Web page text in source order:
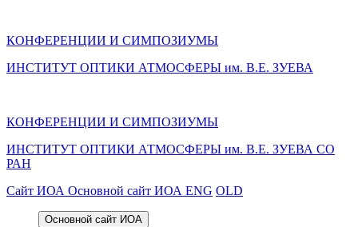
КОНФЕРЕНЦИИ И СИМПОЗИУМЫ
ИНСТИТУТ ОПТИКИ АТМОСФЕРЫ им. В.Е. ЗУЕВА
КОНФЕРЕНЦИИ И СИМПОЗИУМЫ
ИНСТИТУТ ОПТИКИ АТМОСФЕРЫ им. В.Е. ЗУЕВА СО
РАН
Cайт ИОА Основной сайт ИОА ENG OLD
Основной сайт ИОА